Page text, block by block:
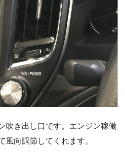
吹き出し口です。エンジン稼働
風向調節してくれます。